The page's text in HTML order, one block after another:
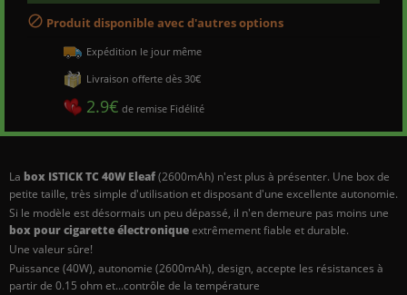
La box ISTICK TC 40W Eleaf(2600mAh) n'est plus à présenter. Une box de
petite taille, très simple d'utilisation et disposant d'une excellente autonomie.
Si le modèle est désormais un peu dépassé, il n'en demeure pas moins une
box pour cigarette électroniqueextrêmement fiable et durable.
Une valeur sûre!
Puissance (40W), autonomie (2600mAh), design, accepte les résistances à
partir de 0.15 ohm et...contrôle de la température
 Produit disponible avec d'autres options
Expédition le jour même
Livraison offerte dès 30€
2.9€ de remise Fidélité